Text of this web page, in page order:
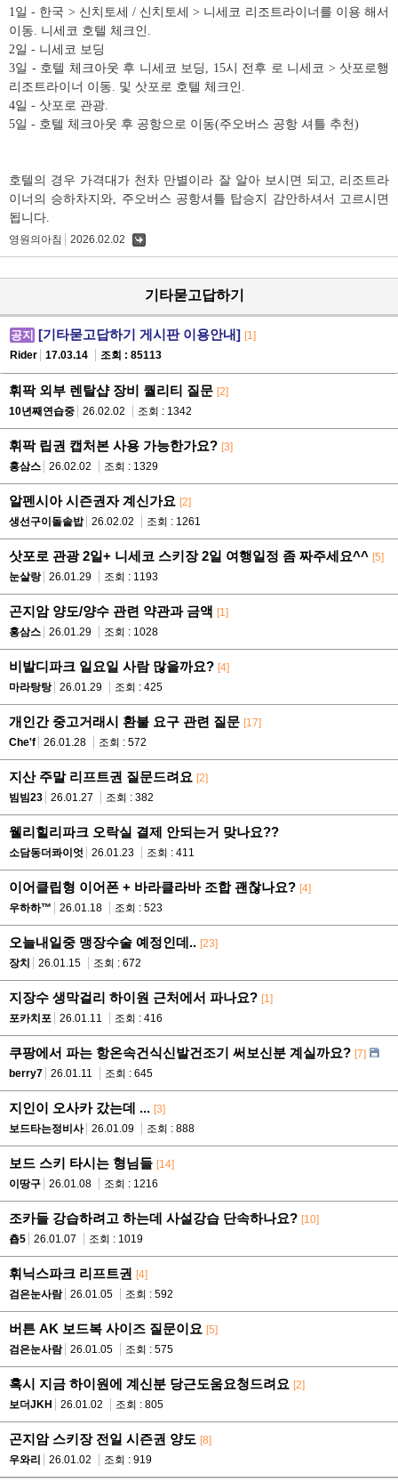
1일 - 한국 > 신치토세 / 신치토세 > 니세코 리조트라이너를 이용 해서
이동. 니세코 호텔 체크인.
2일 - 니세코 보딩
3일 - 호텔 체크아웃 후 니세코 보딩, 15시 전후 로 니세코 > 삿포로행
리조트라이너 이동. 및 삿포로 호텔 체크인.
4일 - 삿포로 관광.
5일 - 호텔 체크아웃 후 공항으로 이동(주오버스 공항 셔틀 추천)
호텔의 경우 가격대가 천차 만별이라 잘 알아 보시면 되고, 리조트라
이너의 승하차지와, 주오버스 공항셔틀 탑승지 감안하셔서 고르시면
됩니다.
영원의아침 2026.02.02
기타묻고답하기
공지 [기타묻고답하기 게시판 이용안내] [1]
Rider
17.03.14 조회 : 85113
휘팍 외부 렌탈샵 장비 퀄리티 질문 [2]
10년째연습중
26.02.02 조회 : 1342
휘팍 립권 캡처본 사용 가능한가요? [3]
홍삼스
26.02.02 조회 : 1329
알펜시아 시즌권자 계신가요 [2]
생선구이돌솥밥
26.02.02 조회 : 1261
삿포로 관광 2일+ 니세코 스키장 2일 여행일정 좀 짜주세요^^ [5]
눈살랑
26.01.29 조회 : 1193
곤지암 양도/양수 관련 약관과 금액 [1]
홍삼스
26.01.29 조회 : 1028
비발디파크 일요일 사람 많을까요? [4]
마라탕탕
26.01.29 조회 : 425
개인간 중고거래시 환불 요구 관련 질문 [17]
Che'f
26.01.28 조회 : 572
지산 주말 리프트권 질문드려요 [2]
빔빔23
26.01.27 조회 : 382
웰리힐리파크 오락실 결제 안되는거 맞나요??
소담동더콰이엇 26.01.23 조회 : 411
이어클립형 이어폰 + 바라클라바 조합 괜찮나요? [4]
우하하™
26.01.18 조회 : 523
오늘내일중 맹장수술 예정인데.. [23]
장치
26.01.15 조회 : 672
지장수 생막걸리 하이원 근처에서 파나요? [1]
포카치포
26.01.11 조회 : 416
쿠팡에서 파는 항온속건식신발건조기 써보신분 계실까요? [7]
berry7
26.01.11 조회 : 645
지인이 오사카 갔는데 ... [3]
보드타는정비사
26.01.09 조회 : 888
보드 스키 타시는 형님들 [14]
이땅구
26.01.08 조회 : 1216
조카들 강습하려고 하는데 사설강습 단속하나요? [10]
춉5
26.01.07 조회 : 1019
휘닉스파크 리프트권 [4]
검은눈사람
26.01.05 조회 : 592
버튼 AK 보드복 사이즈 질문이요 [5]
검은눈사람
26.01.05 조회 : 575
혹시 지금 하이원에 계신분 당근도움요청드려요 [2]
보더JKH
26.01.02 조회 : 805
곤지암 스키장 전일 시즌권 양도 [8]
우와리
26.01.02 조회 : 919